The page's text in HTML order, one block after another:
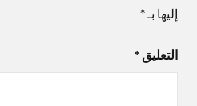
إليها بـ*
التعليق *